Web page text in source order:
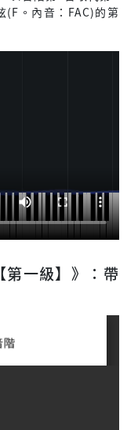
(F。內音：FAC)的第
第一級】》：帶